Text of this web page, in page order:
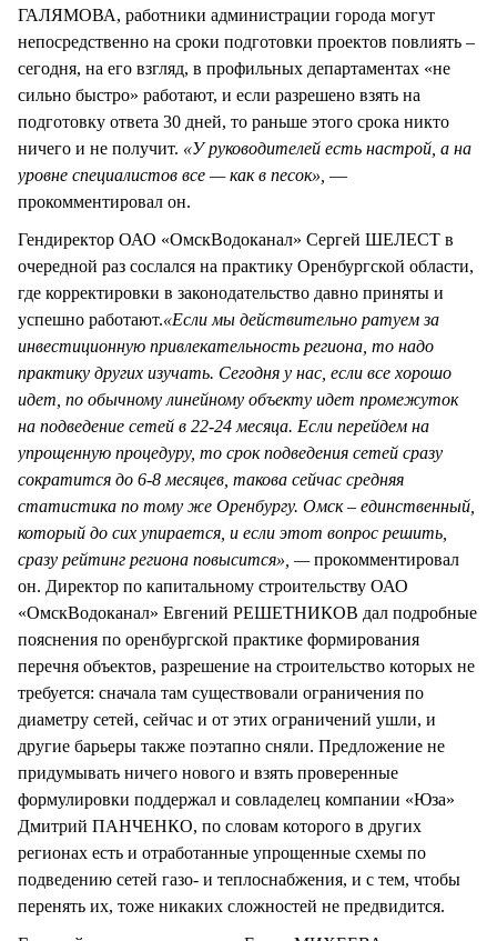
ГАЛЯМОВА, работники администрации города могут
непосредственно на сроки подготовки проектов повлиять –
сегодня, на его взгляд, в профильных департаментах «не
сильно быстро» работают, и если разрешено взять на
подготовку ответа 30 дней, то раньше этого срока никто
ничего и не получит. «У руководителей есть настрой, а на
уровне специалистов все — как в песок», —
прокомментировал он.
Гендиректор ОАО «ОмскВодоканал» Сергей ШЕЛЕСТ в
очередной раз сослался на практику Оренбургской области,
где корректировки в законодательство давно приняты и
успешно работают.«Если мы действительно ратуем за
инвестиционную привлекательность региона, то надо
практику других изучать. Сегодня у нас, если все хорошо
идет, по обычному линейному объекту идет промежуток
на подведение сетей в 22-24 месяца. Если перейдем на
упрощенную процедуру, то срок подведения сетей сразу
сократится до 6-8 месяцев, такова сейчас средняя
статистика по тому же Оренбургу. Омск – единственный,
который до сих упирается, и если этот вопрос решить,
сразу рейтинг региона повысится», —прокомментировал
он. Директор по капитальному строительству ОАО
«ОмскВодоканал» Евгений РЕШЕТНИКОВ дал подробные
пояснения по оренбургской практике формирования
перечня объектов, разрешение на строительство которых не
требуется: сначала там существовали ограничения по
диаметру сетей, сейчас и от этих ограничений ушли, и
другие барьеры также поэтапно сняли. Предложение не
придумывать ничего нового и взять проверенные
формулировки поддержал и совладелец компании «Юза»
Дмитрий ПАНЧЕНКО, по словам которого в других
регионах есть и отработанные упрощенные схемы по
подведению сетей газо- и теплоснабжения, и с тем, чтобы
перенять их, тоже никаких сложностей не предвидится.